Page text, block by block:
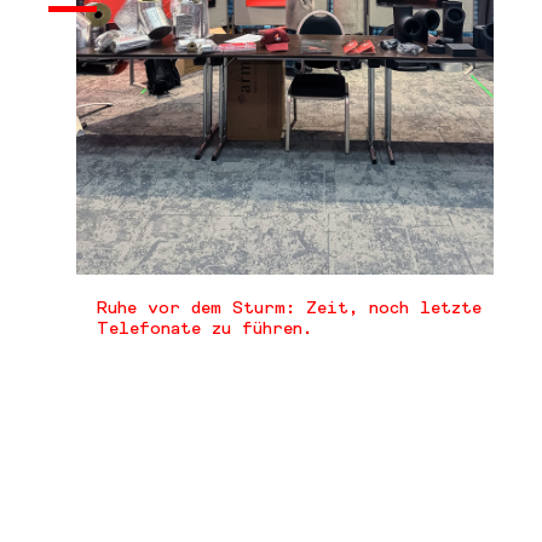
Ruhe vor dem Sturm: Zeit, noch letzte
Telefonate zu führen.